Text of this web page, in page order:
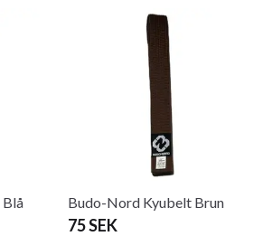
Budo-Nord Kyubelt Brun
75 SEK